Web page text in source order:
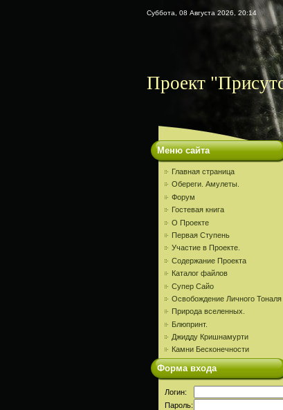
Суббота, 08 Августа 2026, 20:14
Проект
Меню сайта
Главная страница
Обереги. Амулеты.
Форум
Гостевая книга
О Проекте
Первая Ступень
Участие в Проекте.
Содержание Проекта
Каталог файлов
Супер Сайо
Освобождение Личного Тоналя
Природа вселенных.
Блюпринт.
Джидду Кришнамурти
Камни Бесконечности
Форма входа
Логин:
Пароль: